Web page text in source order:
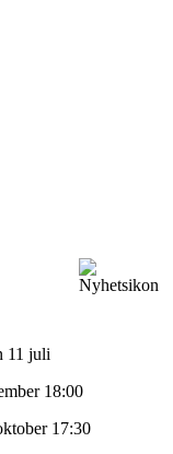
11 juli
18:00
17:30